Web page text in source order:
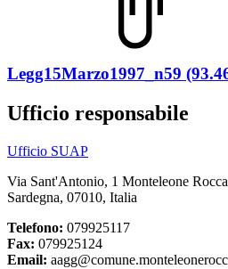
Legg15Marzo1997_n59
Ufficio responsabile
Ufficio SUAP
Via Sant'Antonio, 1 Monteleone
Sardegna, 07010, Italia
Telefono: 079925117
Fax: 079925124
Email: